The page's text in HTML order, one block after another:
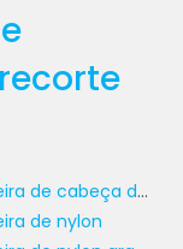
de forma
está em
onde a
canaletas
não apenas
Abraçadeira de cabeça dupla
de nylon